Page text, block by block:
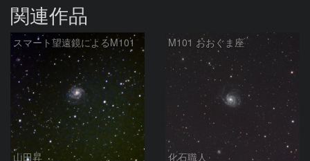
関連作品
スマート望遠鏡によるM101
山田昇
M101 おおぐま座
化石職人